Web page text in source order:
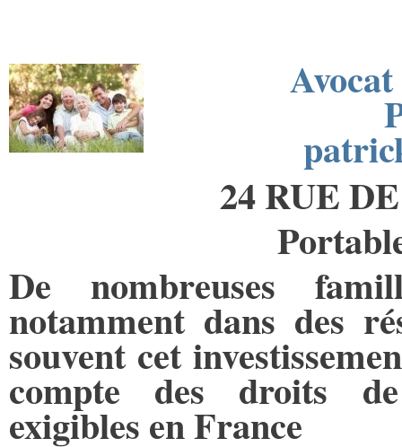
24 RUE
De nombreuses
notamment dans des
souvent cet
compte des droits de
exigibles en France